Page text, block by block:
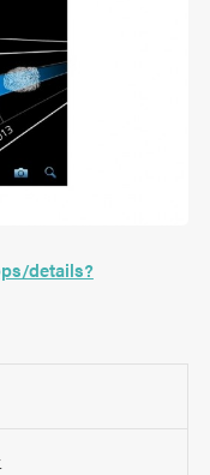
details?